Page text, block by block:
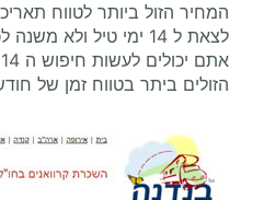
המחיר הזול ביותר לטווח
לצאת ל 14 ימי טיל ולא
אתם יכולים לעשות חיפוש ה 14 ימי
הזולים ביתר בטווח זמן של